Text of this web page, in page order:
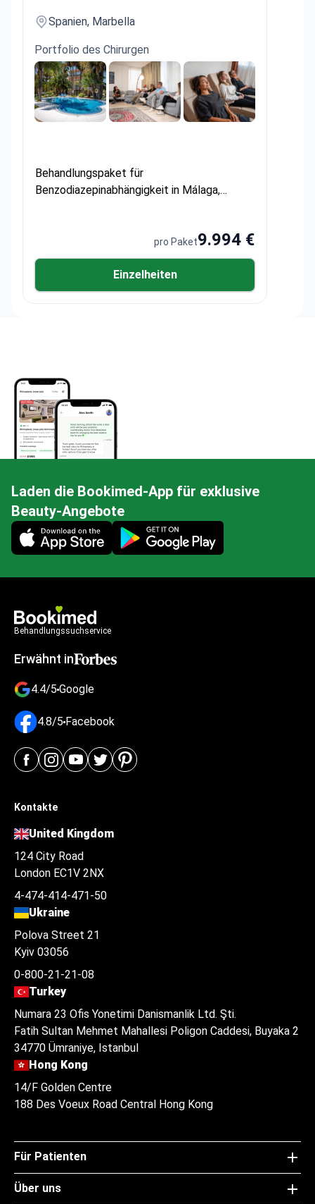
Spanien, Marbella
Portfolio des Chirurgen
Behandlungspaket für
Benzodiazepinabhängigkeit in Málaga,
pro Paket9.994 €
Einzelheiten
Laden die Bookimed-App für exklusive
Beauty-Angebote
Mobile app illustration
Behandlungssuchservice
Erwähnt in
4.4/5 Google
4.8/5 Facebook
Kontakte
United Kingdom
124 City Road
London EC1V 2NX
4-474-414-471-50
Ukraine
Polova Street 21
Kyiv 03056
0-800-21-21-08
Turkey
Numara 23 Ofis Yonetimi Danismanlik Ltd. Şti.
Fatih Sultan Mehmet Mahallesi Poligon Caddesi, Buyaka 2
34770 Ümraniye, Istanbul
Hong Kong
14/F Golden Centre
188 Des Voeux Road Central Hong Kong
Für Patienten
Über uns